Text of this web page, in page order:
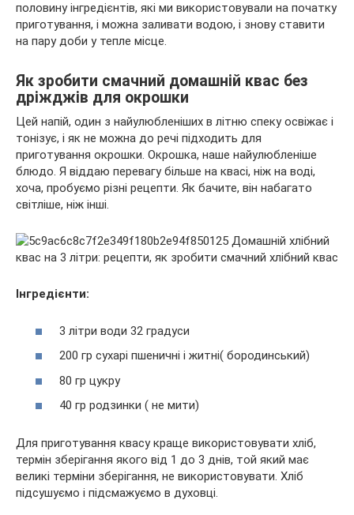
половину інгредієнтів, які ми використовували на початку
приготування, і можна заливати водою, і знову ставити
на пару доби у тепле місце.
Як зробити смачний домашній квас без
дріжджів для окрошки
Цей напій, один з найулюбленіших в літню спеку освіжає і
тонізує, і як не можна до речі підходить для
приготування окрошки. Окрошка, наше найулюбленіше
блюдо. Я віддаю перевагу більше на квасі, ніж на воді,
хоча, пробуємо різні рецепти. Як бачите, він набагато
світліше, ніж інші.
Інгредієнти:
3 літри води 32 градуси
200 гр сухарі пшеничні і житні( бородинський)
80 гр цукру
40 гр родзинки ( не мити)
Для приготування квасу краще використовувати хліб,
термін зберігання якого від 1 до 3 днів, той який має
великі терміни зберігання, не використовувати. Хліб
підсушуємо і підсмажуємо в духовці.